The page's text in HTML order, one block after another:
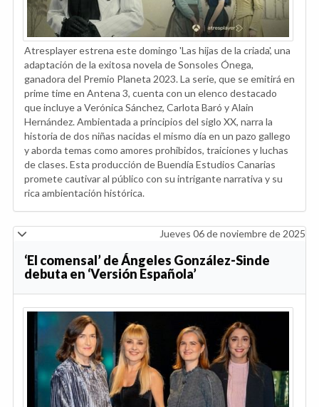
Atresplayer estrena este domingo 'Las hijas de la criada', una
adaptación de la exitosa novela de Sonsoles Ónega,
ganadora del Premio Planeta 2023. La serie, que se emitirá en
prime time en Antena 3, cuenta con un elenco destacado
que incluye a Verónica Sánchez, Carlota Baró y Alain
Hernández. Ambientada a principios del siglo XX, narra la
historia de dos niñas nacidas el mismo día en un pazo gallego
y aborda temas como amores prohibidos, traiciones y luchas
de clases. Esta producción de Buendía Estudios Canarias
promete cautivar al público con su intrigante narrativa y su
rica ambientación histórica.
Jueves 06 de noviembre de 2025
‘El comensal’ de Ángeles González-Sinde
debuta en ‘Versión Española’